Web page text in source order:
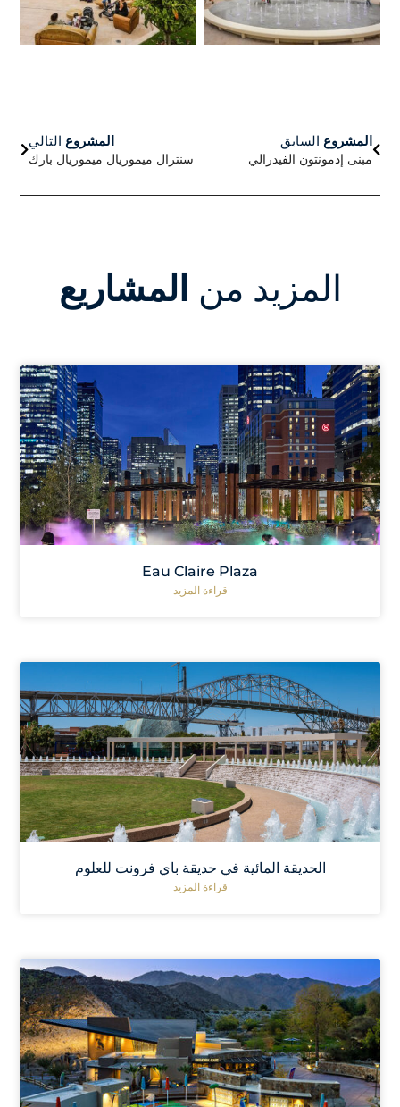
المشروع السابق
مبنى إدمونتون الفيدرالي
المشروعالتالي
سنترال ميموريال ميموريال بارك
المزيد من المشاريع
Eau Claire Plaza
قراءة المزيد
الحديقة المائية في حديقة باي فرونت للعلوم
قراءة المزيد